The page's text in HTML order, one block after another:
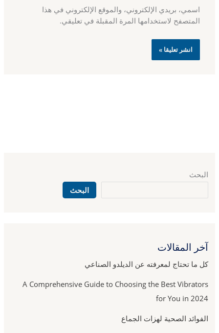
اسمي، بريدي الإلكتروني، والموقع الإلكتروني في هذا
المتصفح لاستخدامها المرة المقبلة في تعليقي.
البحث
البحث
آخر المقالات
كل ما تحتاج لمعرفته عن الديلدو الصناعي
A Comprehensive Guide to Choosing the Best Vibrators
for You in 2024
الفوائد الصحية لهزات الجماع